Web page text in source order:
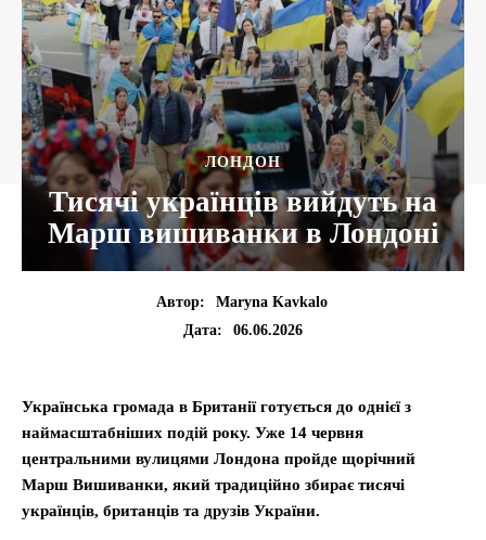
ЛОНДОН
Тисячі українців вийдуть на
Марш вишиванки в Лондоні
Автор:
Maryna Kavkalo
Дата:
06.06.2026
Українська громада в Британії готується до однієї з
наймасштабніших подій року. Уже 14 червня
центральними вулицями Лондона пройде щорічний
Марш Вишиванки, який традиційно збирає тисячі
українців, британців та друзів України.